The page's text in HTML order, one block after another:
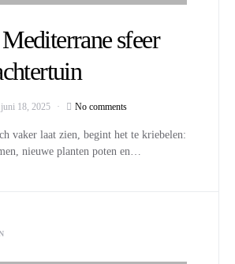
sfeer
juni 18, 2025 No comments
vaker laat zien, begint het te kriebelen:
nieuwe planten poten en…